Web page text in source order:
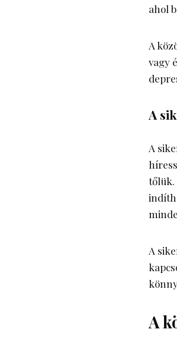
ahol
A
vagy
A
A
tőlük.
A
A